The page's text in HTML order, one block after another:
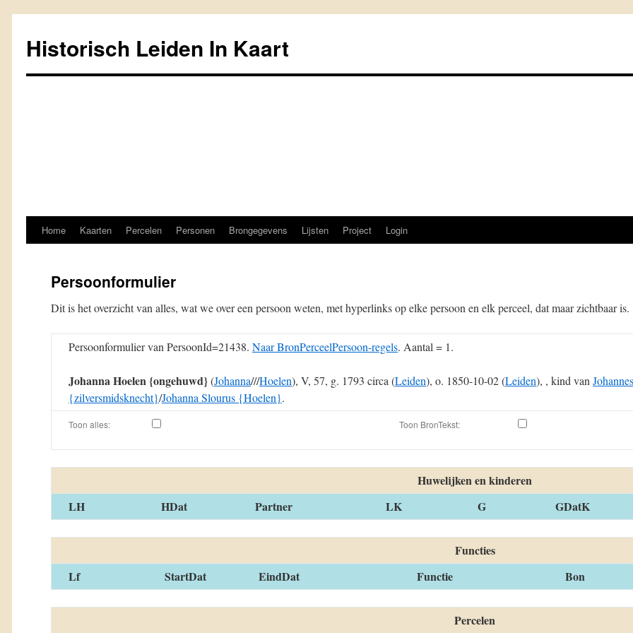
Historisch Leiden In Kaart
Spring
inhoud
Home Kaarten Percelen Personen Brongegevens Lijsten Project Login
Persoonformulier
Dit is het overzicht van alles, wat we over een persoon weten, met hyperlinks op elke persoon en elk perceel, dat maar zichtbaar is.
Persoonformulier van PersoonId=21438. Naar BronPerceelPersoon-regels. Aantal = 1.
Johanna Hoelen {ongehuwd}(Johanna///Hoelen), V, 57, g. 1793 circa (Leiden), o. 1850-10-02 (Leiden), , kind van
{zilversmidsknecht}/Johanna Slourus {Hoelen}.
Toon alles: Toon BronTekst:
Huwelijken en kinderen
LH
HDat Partner LK G GDatK
Functies
Lf
StartDat EindDat Functie Bon
Percelen